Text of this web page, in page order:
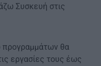
Συσκευή στις
θα
εργασίες τους έως